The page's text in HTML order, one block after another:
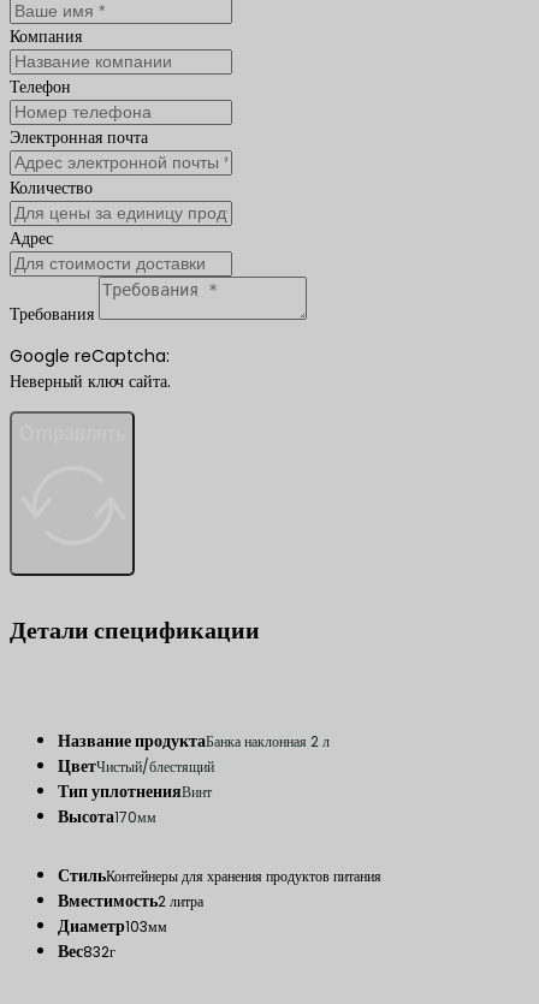
Компания
Телефон
Электронная почта
Количество
Адрес
Требования
Google reCaptcha:
Неверный ключ сайта.
Детали спецификации
Название продуктаБанка наклонная 2 л
ЦветЧистый/блестящий
Тип уплотненияВинт
Высота170мм
СтильКонтейнеры для хранения продуктов питания
Вместимость2 литра
Диаметр103мм
Вес832г